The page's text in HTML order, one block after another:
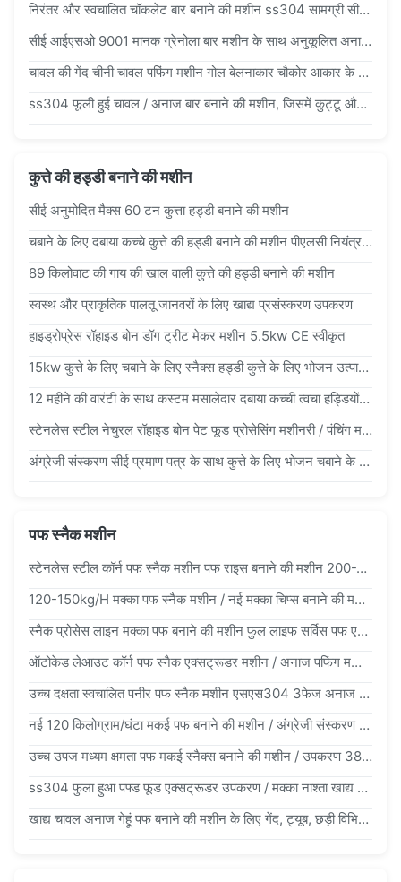
निरंतर और स्वचालित चॉकलेट बार बनाने की मशीन ss304 सामग्री सीई मानक
सीई आईएसओ 9001 मानक ग्रेनोला बार मशीन के साथ अनुकूलित अनाज बार उत्पादन लाइन
चावल की गेंद चीनी चावल पफिंग मशीन गोल बेलनाकार चौकोर आकार के साथ
ss304 फूली हुई चावल / अनाज बार बनाने की मशीन, जिसमें कुट्टू और नट्स सामग्री शामिल है
कुत्ते की हड्डी बनाने की मशीन
सीई अनुमोदित मैक्स 60 टन कुत्ता हड्डी बनाने की मशीन
चबाने के लिए दबाया कच्चे कुत्ते की हड्डी बनाने की मशीन पीएलसी नियंत्रण पालतू भोजन मशीन
89 किलोवाट की गाय की खाल वाली कुत्ते की हड्डी बनाने की मशीन
स्वस्थ और प्राकृतिक पालतू जानवरों के लिए खाद्य प्रसंस्करण उपकरण
हाइड्रोप्रेस रॉहाइड बोन डॉग ट्रीट मेकर मशीन 5.5kw CE स्वीकृत
15kw कुत्ते के लिए चबाने के लिए स्नैक्स हड्डी कुत्ते के लिए भोजन उत्पादन लाइन, पालतू भोजन प्रसंस्करण उपकरण
12 महीने की वारंटी के साथ कस्टम मसालेदार दबाया कच्ची त्वचा हड्डियों कुत्ते के भोजन Extruder मशीन
स्टेनलेस स्टील नेचुरल रॉहाइड बोन पेट फूड प्रोसेसिंग मशीनरी / पंचिंग मशीन
अंग्रेजी संस्करण सीई प्रमाण पत्र के साथ कुत्ते के लिए भोजन चबाने के लिए पालतू जानवरों के लिए भोजन मशीनरी
पफ स्नैक मशीन
स्टेनलेस स्टील कॉर्न पफ स्नैक मशीन पफ राइस बनाने की मशीन 200-250 किलोग्राम/घंटा
120-150kg/H मक्का पफ स्नैक मशीन / नई मक्का चिप्स बनाने की मशीन
स्नैक प्रोसेस लाइन मक्का पफ बनाने की मशीन फुल लाइफ सर्विस पफ एक्सट्रूडर मशीन
ऑटोकेड लेआउट कॉर्न पफ स्नैक एक्सट्रूडर मशीन / अनाज पफिंग मशीन 30X5X3M
उच्च दक्षता स्वचालित पनीर पफ स्नैक मशीन एसएस304 3फेज अनाज पफिंग मशीन
नई 120 किलोग्राम/घंटा मकई पफ बनाने की मशीन / अंग्रेजी संस्करण पफ स्नैक एक्सट्रूडर
उच्च उपज मध्यम क्षमता पफ मकई स्नैक्स बनाने की मशीन / उपकरण 380v ss304
ss304 फुला हुआ पफ्ड फूड एक्सट्रूडर उपकरण / मक्का नाश्ता खाद्य बनाने की मशीन
खाद्य चावल अनाज गेहूं पफ बनाने की मशीन के लिए गेंद, ट्यूब, छड़ी विभिन्न आकारों के लिए